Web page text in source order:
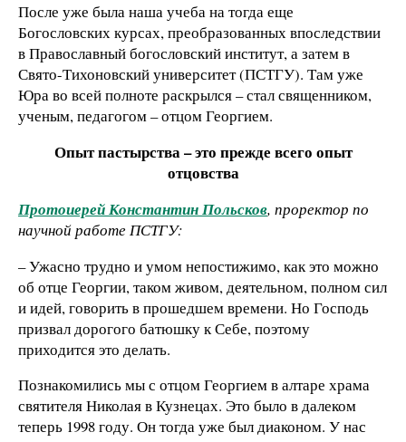
После уже была наша учеба на тогда еще
Богословских курсах, преобразованных впоследствии
в Православный богословский институт, а затем в
Свято-Тихоновский университет (ПСТГУ). Там уже
Юра во всей полноте раскрылся – стал священником,
ученым, педагогом – отцом Георгием.
Опыт пастырства – это прежде всего опыт
отцовства
Протоиерей Константин Польсков, проректор по
научной работе ПСТГУ:
– Ужасно трудно и умом непостижимо, как это можно
об отце Георгии, таком живом, деятельном, полном сил
и идей, говорить в прошедшем времени. Но Господь
призвал дорогого батюшку к Себе, поэтому
приходится это делать.
Познакомились мы с отцом Георгием в алтаре храма
святителя Николая в Кузнецах. Это было в далеком
теперь 1998 году. Он тогда уже был диаконом. У нас